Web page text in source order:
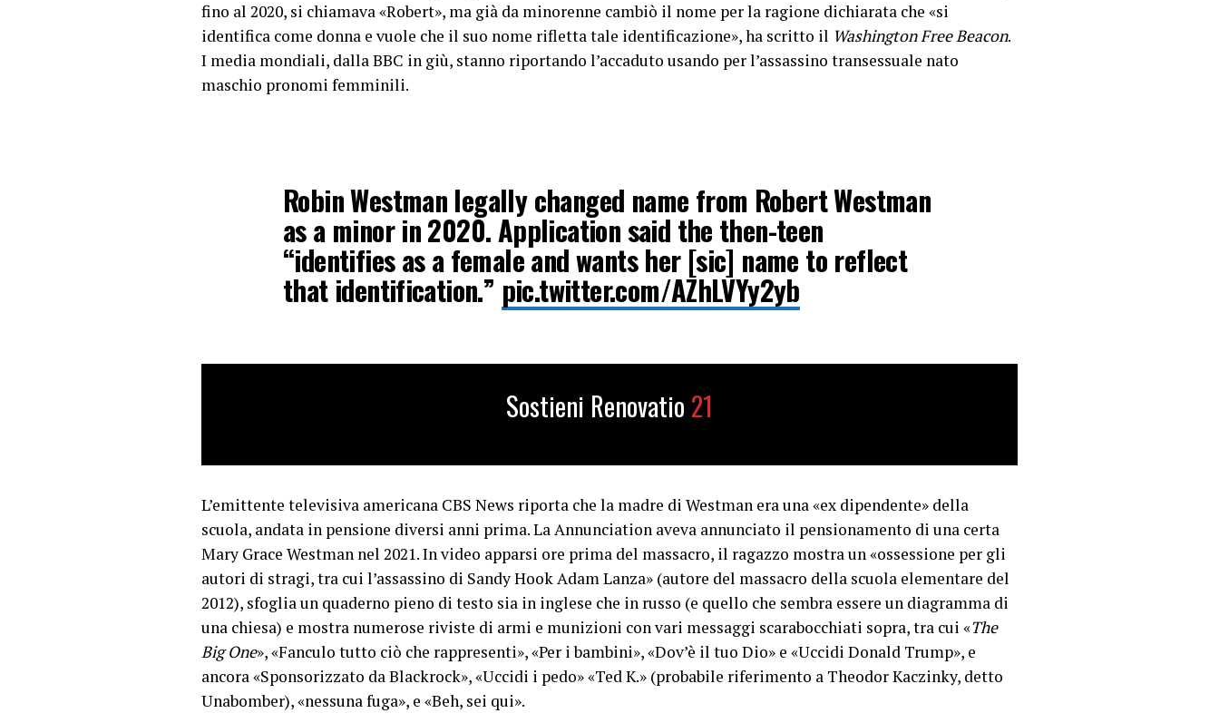
fino al 2020, si chiamava «Robert», ma già da minorenne cambiò il nome per la ragione dichiarata che «si
identifica come donna e vuole che il suo nome rifletta tale identificazione», ha scritto il Washington Free Beacon.
I media mondiali, dalla BBC in giù, stanno riportando l’accaduto usando per l’assassino transessuale nato
maschio pronomi femminili.
Robin Westman legally changed name from Robert Westman
as a minor in 2020. Application said the then-teen
“identifies as a female and wants her [sic] name to reflect
that identification.” pic.twitter.com/AZhLVYy2yb
Sostieni Renovatio 21
L’emittente televisiva americana CBS News riporta che la madre di Westman era una «ex dipendente» della
scuola, andata in pensione diversi anni prima. La Annunciation aveva annunciato il pensionamento di una certa
Mary Grace Westman nel 2021. In video apparsi ore prima del massacro, il ragazzo mostra un «ossessione per gli
autori di stragi, tra cui l’assassino di Sandy Hook Adam Lanza» (autore del massacro della scuola elementare del
2012), sfoglia un quaderno pieno di testo sia in inglese che in russo (e quello che sembra essere un diagramma di
una chiesa) e mostra numerose riviste di armi e munizioni con vari messaggi scarabocchiati sopra, tra cui «The
Big One», «Fanculo tutto ciò che rappresenti», «Per i bambini», «Dov’è il tuo Dio» e «Uccidi Donald Trump», e
ancora «Sponsorizzato da Blackrock», «Uccidi i pedo» «Ted K.» (probabile riferimento a Theodor Kaczinky, detto
Unabomber), «nessuna fuga», e «Beh, sei qui».